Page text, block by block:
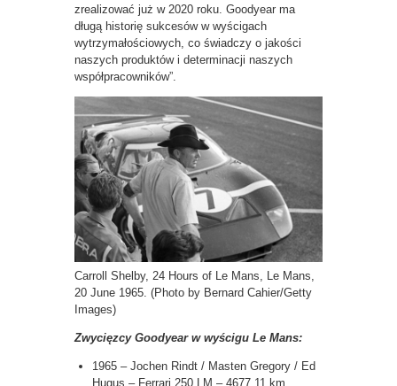
zrealizować już w 2020 roku. Goodyear ma
długą historię sukcesów w wyścigach
wytrzymałościowych, co świadczy o jakości
naszych produktów i determinacji naszych
współpracowników”.
Carroll Shelby, 24 Hours of Le Mans, Le Mans,
20 June 1965. (Photo by Bernard Cahier/Getty
Images)
Zwycięzcy Goodyear w wyścigu Le Mans:
1965 – Jochen Rindt / Masten Gregory / Ed
Hugus – Ferrari 250 LM – 4677.11 km